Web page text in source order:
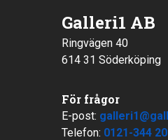
Galleri1 AB
Ringvägen 40
614 31 Söderköping
För frågor
E-post:
Telefon: 0121-344 20